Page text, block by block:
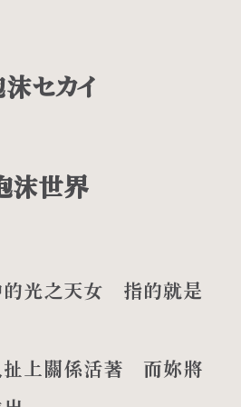
セカイ
沫世界
的光之天女 指的就是
扯上關係活著 而妳將